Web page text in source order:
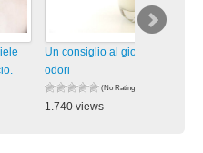
Un consiglio al giorno: Addio
odori
(No Ratings Yet)
1.740 views